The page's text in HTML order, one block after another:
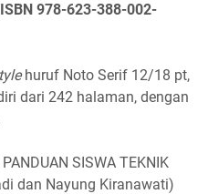
ISBN 978-623-388-002-
huruf Noto Serif 12/18 pt,
dari 242 halaman, dengan
SISWA TEKNIK
dan Nayung Kiranawati)